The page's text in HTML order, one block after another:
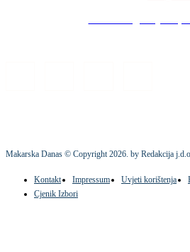
Makarska Danas © Copyright2026. by Redakcija
Kontakt Impressum Uvjeti korištenja
Cjenik Izbori